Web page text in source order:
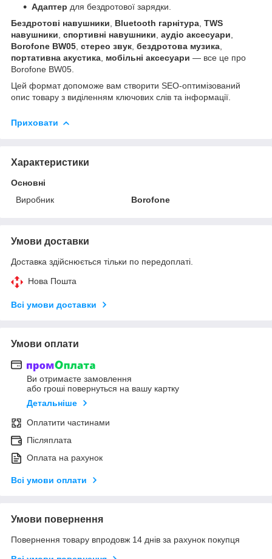
Адаптер для бездротової зарядки.
Бездротові навушники
Bluetooth гарнітура TWS
навушники спортивні навушники аудіо аксесуари
Borofone BW05 стерео звук бездротова музика
портативна акустика мобільні аксесуари — все це про
Borofone BW05.
Цей формат допоможе вам створити SEO-оптимізований
опис товару з виділенням ключових слів та інформації.
Приховати
Характеристики
Основні
Виробник
Borofone
Умови доставки
Доставка здійснюється тільки по передоплаті.
Нова Пошта
Всі умови доставки
Умови оплати
Ви отримаєте замовлення
або гроші повернуться на вашу картку
Детальніше
Оплатити частинами
Післяплата
Оплата на рахунок
Всі умови оплати
Умови повернення
Повернення товару впродовж 14 днів за рахунок покупця